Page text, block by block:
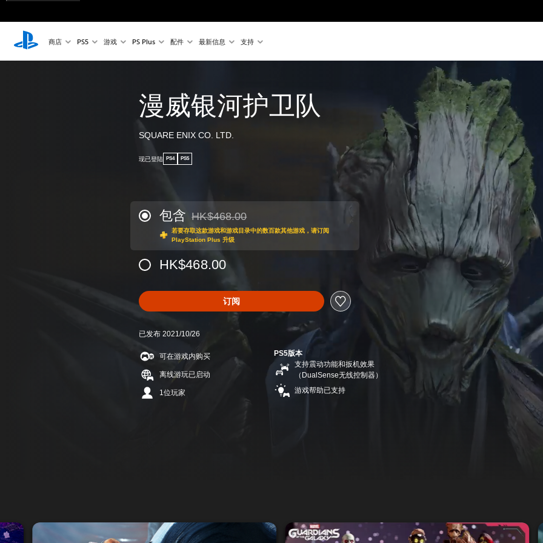
商店 PS5 游戏 PS Plus 配件 最新信息 支持
漫威银河护卫队
SQUARE ENIX CO. LTD.
现已登陆 PS4 PS5
包含 从原价HK$468.00折扣优惠
HK$468.00
若要存取这款游戏和游戏目录中的数百款其他游戏，请订阅
PlayStation Plus 升级
HK$468.00
订阅
已发布 2021/10/26
可在游戏内购买
离线游玩已启动
1位玩家
PS5版本
支持震动功能和扳机效果
（DualSense无线控制器）
游戏帮助已支持